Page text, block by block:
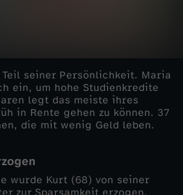
seiner Persönlichkeit. Maria
ein, um hohe Studienkredite
legt das meiste ihres
in Rente gehen zu können. 37
die mit wenig Geld leben.
wurde Kurt (68) von seiner
zur Sparsamkeit erzogen.